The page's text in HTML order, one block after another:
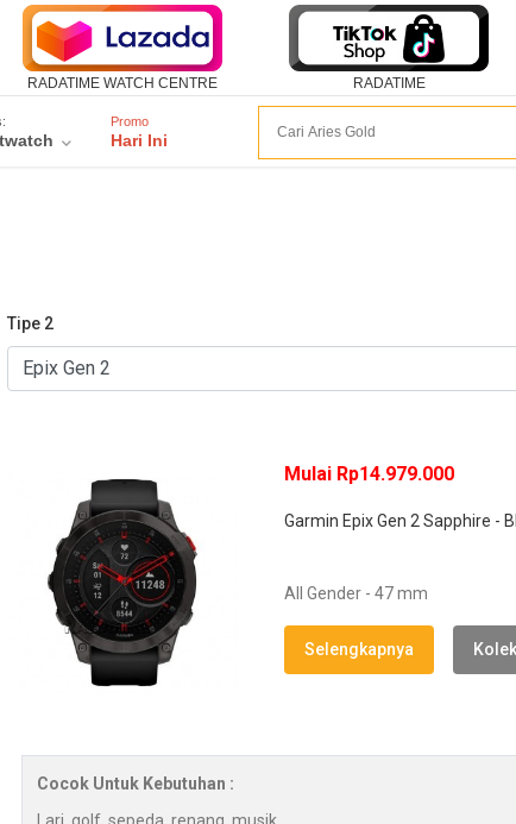
RADATIME WATCH CENTRE RADATIME
Promo
Hari Ini
Tipe 2
Mulai Rp14.979.000
Garmin Epix Gen 2 Sapphire -
All Gender - 47 mm
Selengkapnya
Cocok Untuk Kebutuhan :